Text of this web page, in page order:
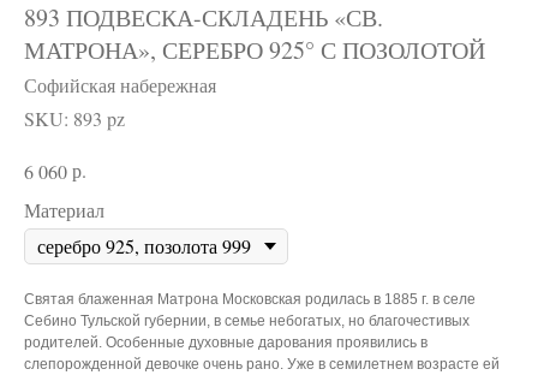
893 ПОДВЕСКА-СКЛАДЕНЬ «СВ.
МАТРОНА», СЕРЕБРО 925° С ПОЗОЛОТОЙ
Софийская набережная
SKU: 893 pz
6 060р.
Материал
Святая блаженная Матрона Московская родилась в 1885 г. в селе
Себино Тульской губернии, в семье небогатых, но благочестивых
родителей. Особенные духовные дарования проявились в
слепорожденной девочке очень рано. Уже в семилетнем возрасте ей